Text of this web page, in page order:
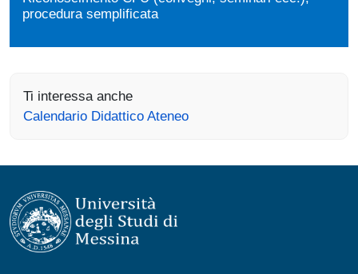
procedura semplificata
Ti interessa anche
Calendario Didattico Ateneo